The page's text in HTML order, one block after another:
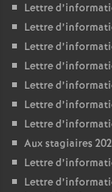
Lettre
Lettre
Lettre
Lettre
Lettre
Lettre
Lettre
Aux stagiaires
Lettre
Lettre